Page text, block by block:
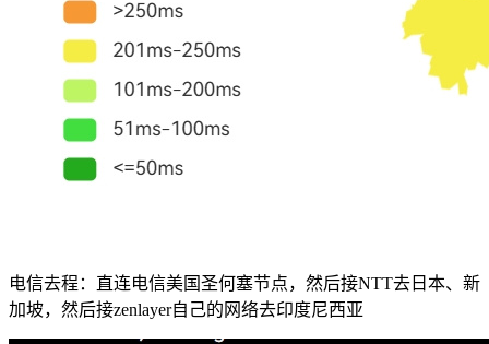
电信去程：直连电信美国圣何塞节点，然后接NTT去日本、新
加坡，然后接zenlayer自己的网络去印度尼西亚